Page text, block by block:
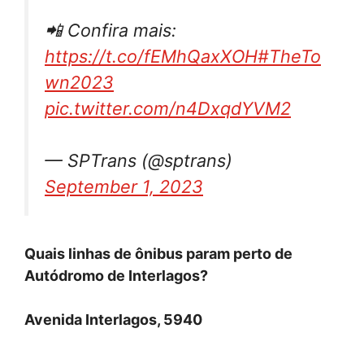
📲 Confira mais:
https://t.co/fEMhQaxXOH#TheTo
wn2023
pic.twitter.com/n4DxqdYVM2
— SPTrans (@sptrans)
September 1, 2023
Quais linhas de ônibus param perto de
Autódromo de Interlagos?
Avenida Interlagos, 5940